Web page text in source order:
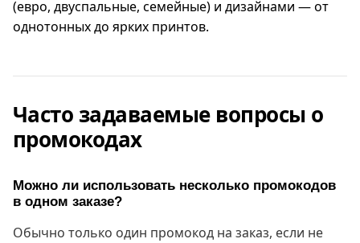
(евро, двуспальные, семейные) и дизайнами — от
однотонных до ярких принтов.
Часто задаваемые вопросы о
промокодах
Можно ли использовать несколько промокодов
в одном заказе?
Обычно только один промокод на заказ, если не